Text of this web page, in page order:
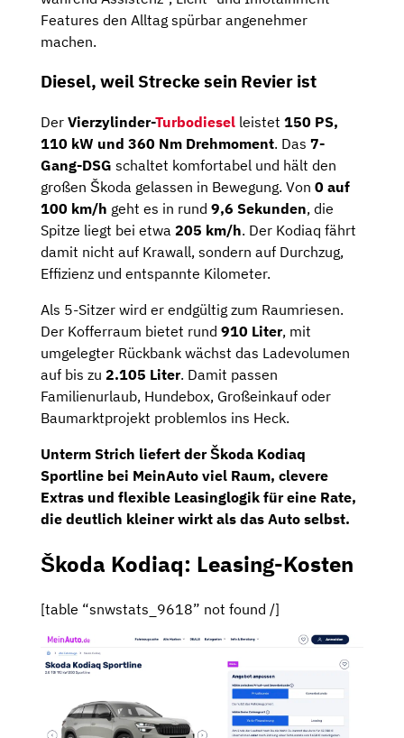
Features den Alltag spürbar angenehmer
machen.
Diesel, weil Strecke sein Revier ist
Der Vierzylinder-Turbodiesel leistet 150 PS,
110 kW und 360 Nm Drehmoment. Das 7-
Gang-DSG schaltet komfortabel und hält den
großen Škoda gelassen in Bewegung. Von 0 auf
100 km/h geht es in rund 9,6 Sekunden, die
Spitze liegt bei etwa 205 km/h. Der Kodiaq fährt
damit nicht auf Krawall, sondern auf Durchzug,
Effizienz und entspannte Kilometer.
Als 5-Sitzer wird er endgültig zum Raumriesen.
Der Kofferraum bietet rund 910 Liter, mit
umgelegter Rückbank wächst das Ladevolumen
auf bis zu 2.105 Liter. Damit passen
Familienurlaub, Hundebox, Großeinkauf oder
Baumarktprojekt problemlos ins Heck.
Unterm Strich liefert der Škoda Kodiaq
Sportline bei MeinAuto viel Raum, clevere
Extras und flexible Leasinglogik für eine Rate,
die deutlich kleiner wirkt als das Auto selbst.
Škoda Kodiaq: Leasing-Kosten
[table “snwstats_9618” not found /]